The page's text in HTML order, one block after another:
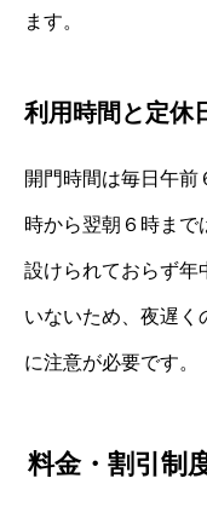
ます。
利用時間と定休
開門時間は毎日午前
時から翌朝６時まで
設けられておらず年
いないため、夜遅く
に注意が必要です。
料金・割引制